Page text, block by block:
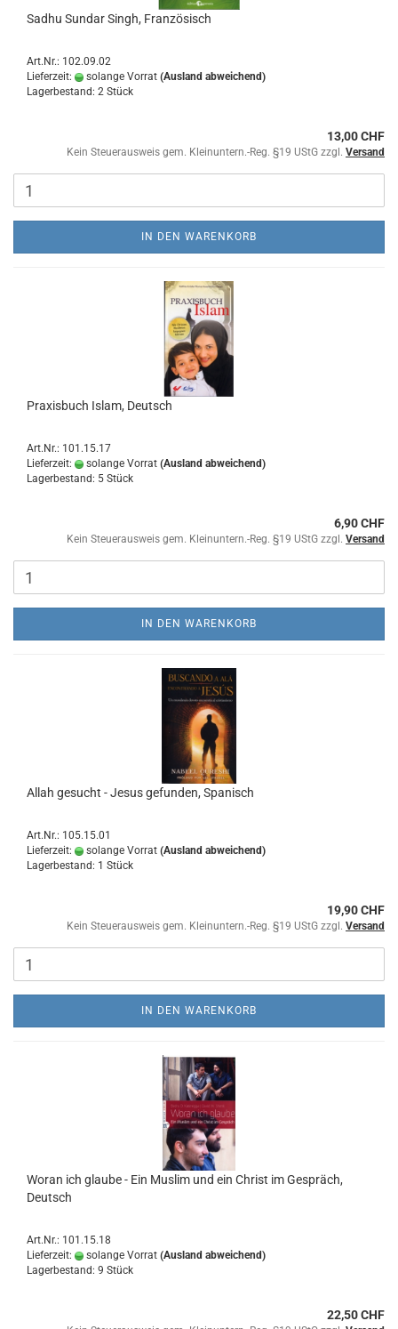
Sadhu Sundar Singh, Französisch
Art.Nr.: 102.09.02
Lieferzeit:
solange Vorrat (Ausland abweichend)
Lagerbestand: 2 Stück
13,00 CHF
Kein Steuerausweis gem. Kleinuntern.-Reg. §19 UStG zzgl. Versand
IN DEN WARENKORB
Praxisbuch Islam, Deutsch
Art.Nr.: 101.15.17
Lieferzeit:
solange Vorrat (Ausland abweichend)
Lagerbestand: 5 Stück
6,90 CHF
Kein Steuerausweis gem. Kleinuntern.-Reg. §19 UStG zzgl. Versand
IN DEN WARENKORB
Allah gesucht - Jesus gefunden, Spanisch
Art.Nr.: 105.15.01
Lieferzeit:
solange Vorrat (Ausland abweichend)
Lagerbestand: 1 Stück
19,90 CHF
Kein Steuerausweis gem. Kleinuntern.-Reg. §19 UStG zzgl. Versand
IN DEN WARENKORB
Woran ich glaube - Ein Muslim und ein Christ im Gespräch,
Deutsch
Art.Nr.: 101.15.18
Lieferzeit:
solange Vorrat (Ausland abweichend)
Lagerbestand: 9 Stück
22,50 CHF